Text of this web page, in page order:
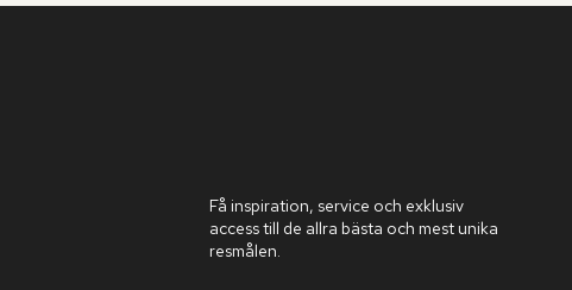
Få inspiration, service och exklusiv
access till de allra bästa och mest unika
resmålen.